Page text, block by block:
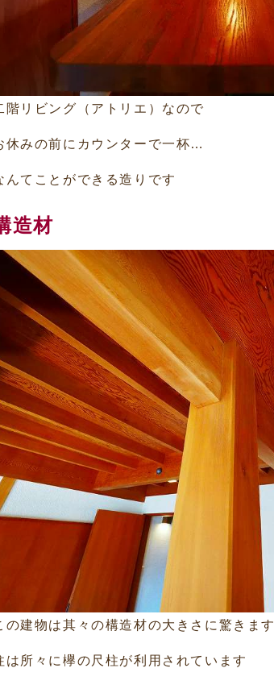
階リビング（アトリエ）なので
休みの前にカウンターで一杯…
んてことができる造りです
造材
の建物は其々の構造材の大きさに驚きます
は所々に欅の尺柱が利用されています